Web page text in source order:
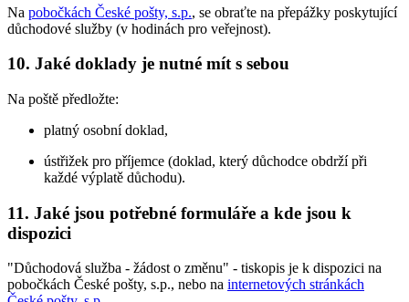
Na pobočkách České pošty, s.p., se obraťte na přepážky poskytující
důchodové služby (v hodinách pro veřejnost).
10. Jaké doklady je nutné mít s sebou
Na poště předložte:
platný osobní doklad,
ústřižek pro příjemce (doklad, který důchodce obdrží při
každé výplatě důchodu).
11. Jaké jsou potřebné formuláře a kde jsou k
dispozici
"Důchodová služba - žádost o změnu" - tiskopis je k dispozici na
pobočkách České pošty, s.p., nebo na internetových stránkách